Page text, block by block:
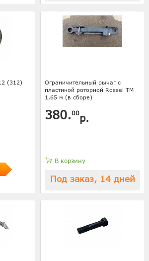
(312)
Ограничительный рычаг с
пластиной роторной Rossel ТМ
1,65 м (в сборе)
380.00р.
В корзину
Под заказ, 14 дней